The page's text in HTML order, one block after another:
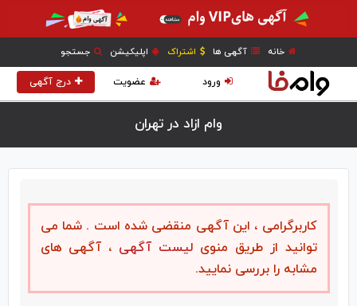
خانه آگهی ها اشتراک اپلیکیشن جستجو
درج آگهی عضویت ورود
وام ازاد در تهران
کاربرگرامی ، این آگهی منقضی شده است . شما می
توانید از طریق منوی لیست آگهی ، آگهی های
مشابه را بررسی نمایید.